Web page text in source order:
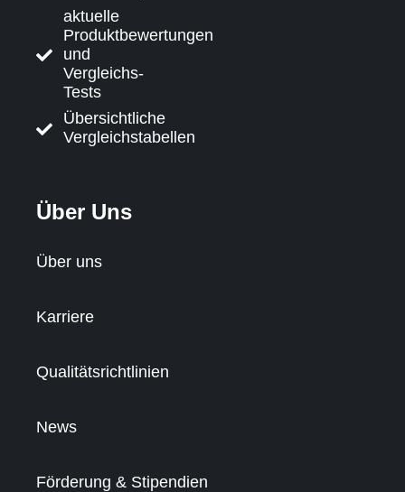
aktuelle
Produktbewertungen
und
Vergleichs-
Tests
Übersichtliche
Vergleichstabellen
Über Uns
Über uns
Karriere
Qualitätsrichtlinien
News
Förderung & Stipendien